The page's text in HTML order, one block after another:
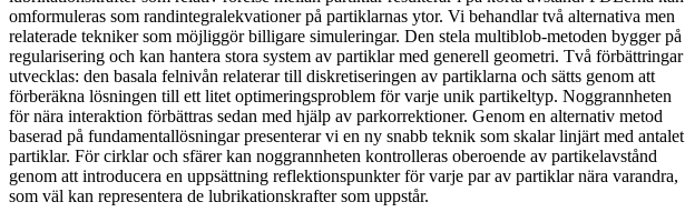
omformuleras som randintegralekvationer på partiklarnas ytor. Vi behandlar två alternativa men
relaterade tekniker som möjliggör billigare simuleringar. Den stela multiblob-metoden bygger på
regularisering och kan hantera stora system av partiklar med generell geometri. Två förbättringar
utvecklas: den basala felnivån relaterar till diskretiseringen av partiklarna och sätts genom att
förberäkna lösningen till ett litet optimeringsproblem för varje unik partikeltyp. Noggrannheten
för nära interaktion förbättras sedan med hjälp av parkorrektioner. Genom en alternativ metod
baserad på fundamentallösningar presenterar vi en ny snabb teknik som skalar linjärt med antalet
partiklar. För cirklar och sfärer kan noggrannheten kontrolleras oberoende av partikelavstånd
genom att introducera en uppsättning reflektionspunkter för varje par av partiklar nära varandra,
som väl kan representera de lubrikationskrafter som uppstår.